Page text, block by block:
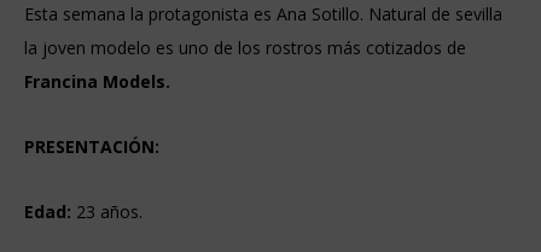
Esta semana la protagonista es Ana Sotillo. Natural de sevilla
la joven modelo es uno de los rostros más cotizados de
Francina Models.
PRESENTACIÓN:
Edad: 23 años.